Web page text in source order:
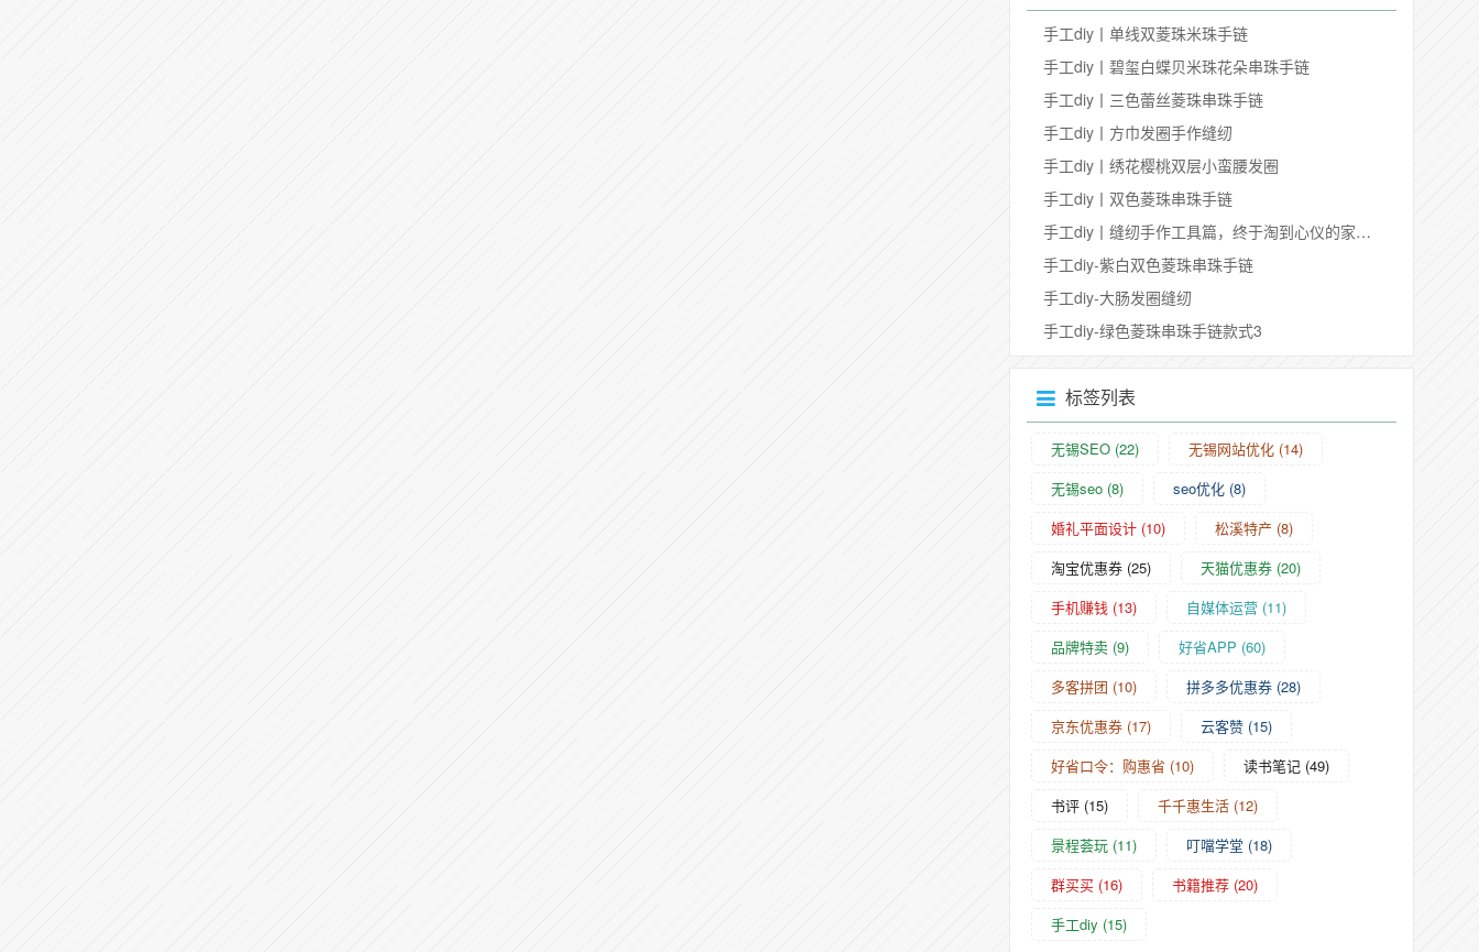
手工diy丨单线双菱珠米珠手链
手工diy丨碧玺白蝶贝米珠花朵串珠手链
手工diy丨三色蕾丝菱珠串珠手链
手工diy丨方巾发圈手作缝纫
手工diy丨绣花樱桃双层小蛮腰发圈
手工diy丨双色菱珠串珠手链
手工diy丨缝纫手作工具篇，终于淘到心仪的家用缝纫机
手工diy-紫白双色菱珠串珠手链
手工diy-大肠发圈缝纫
手工diy-绿色菱珠串珠手链款式3
标签列表
无锡SEO (22) 无锡网站优化 (14)
无锡seo (8) seo优化 (8)
婚礼平面设计 (10) 松溪特产 (8)
淘宝优惠券 (25) 天猫优惠券 (20)
手机赚钱 (13) 自媒体运营 (11)
品牌特卖 (9) 好省APP (60)
多客拼团 (10) 拼多多优惠券 (28)
京东优惠券 (17) 云客赞 (15)
好省口令：购惠省 (10) 读书笔记 (49)
书评 (15) 千千惠生活 (12)
景程荟玩 (11) 叮噹学堂 (18)
群买买 (16) 书籍推荐 (20)
手工diy (15)